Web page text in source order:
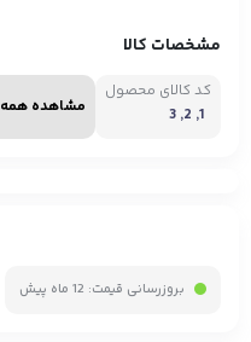
مشخصات کالا
کد کالای محصول
1, 2, 3
مشاهده همه
بروزرسانی قیمت: 12 ماه پیش